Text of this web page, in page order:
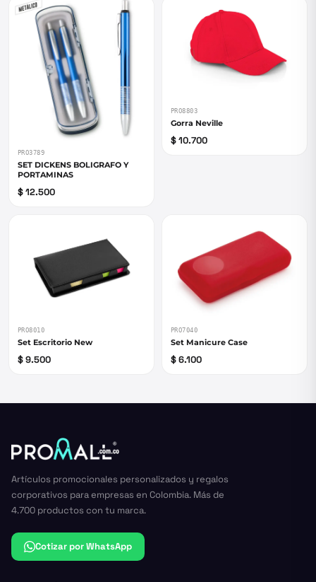
PRO3789
SET DICKENS BOLIGRAFO Y
PORTAMINAS
$ 12.500
PRO8803
Gorra Neville
$ 10.700
PRO8010
Set Escritorio New
$ 9.500
PRO7040
Set Manicure Case
$ 6.100
Artículos promocionales personalizados y regalos
corporativos para empresas en Colombia. Más de
4.700 productos con tu marca.
Cotizar por WhatsApp